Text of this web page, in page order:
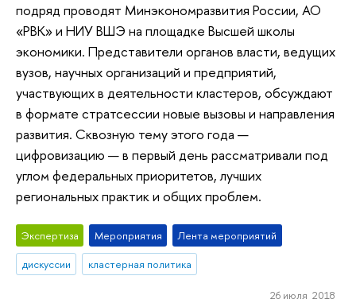
подряд проводят Минэкономразвития России, АО
«РВК» и НИУ ВШЭ на площадке Высшей школы
экономики. Представители органов власти, ведущих
вузов, научных организаций и предприятий,
участвующих в деятельности кластеров, обсуждают
в формате стратсессии новые вызовы и направления
развития. Сквозную тему этого года —
цифровизацию — в первый день рассматривали под
углом федеральных приоритетов, лучших
региональных практик и общих проблем.
Экспертиза Мероприятия
Лента мероприятий
дискуссии
кластерная политика
26 июля 2018